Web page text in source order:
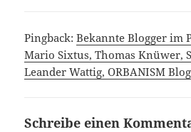
Pingback:Bekannte Blogger im
Mario Sixtus, Thomas Knüwer,
Leander Wattig, ORBANISM Blog
Schreibe einen